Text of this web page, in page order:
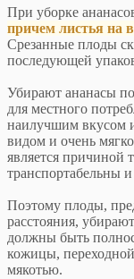
При уборке
причем листья на
Срезанные плоды
последующей
Убирают ананасы
для местного
наилучшим вкусом
видом и очень
является причиной
транспортабельны
Поэтому плоды,
расстояния,
должны быть
кожицы,
мякотью.